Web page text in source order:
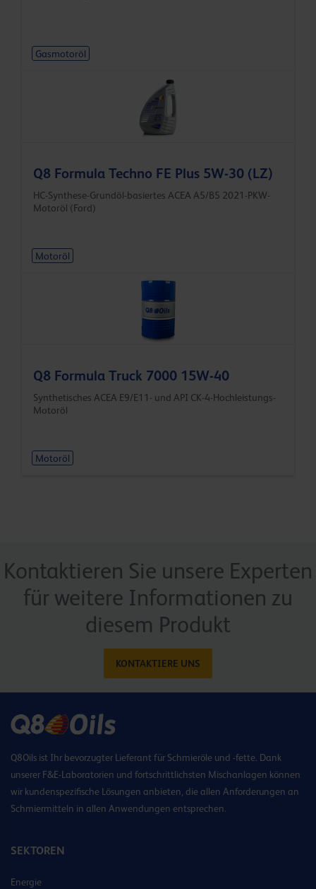
Gasmotoröl
Q8 Formula Techno FE Plus 5W-30 (LZ)
HC-Synthese-Grundöl-basiertes ACEA A5/B5 2021-PKW-
Motoröl (Ford)
Motoröl
Q8 Formula Truck 7000 15W-40
Synthetisches ACEA E9/E11- und API CK-4-Hochleistungs-
Motoröl
Motoröl
Kontaktieren Sie unsere Experten
für weitere Informationen zu
diesem Produkt
KONTAKTIERE UNS
Q8Oils ist Ihr bevorzugter Lieferant für Schmieröle und -fette. Dank
unserer F&E-Laboratorien und fortschrittlichsten Mischanlagen können
wir kundenspezifische Lösungen anbieten, die allen Anforderungen an
Schmiermitteln in allen Anwendungen entsprechen.
SEKTOREN
Energie